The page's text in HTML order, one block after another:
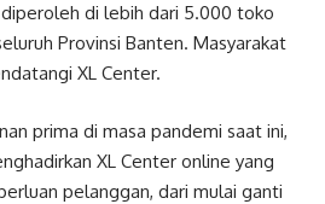
di lebih dari 5.000 toko
Provinsi Banten. Masyarakat
XL Center.
prima di masa pandemi saat ini,
XL Center online yang
pelanggan, dari mulai ganti